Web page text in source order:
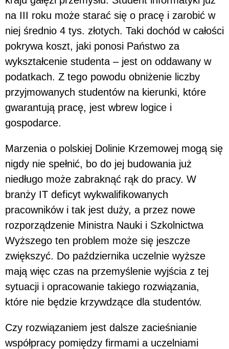
na III roku może starać się o pracę i zarobić w
niej średnio 4 tys. złotych. Taki dochód w całości
pokrywa koszt, jaki ponosi Państwo za
wykształcenie studenta – jest on oddawany w
podatkach. Z tego powodu obniżenie liczby
przyjmowanych studentów na kierunki, które
gwarantują pracę, jest wbrew logice i
gospodarce.
Marzenia o polskiej Dolinie Krzemowej mogą się
nigdy nie spełnić, bo do jej budowania już
niedługo może zabraknąć rąk do pracy. W
branży IT deficyt wykwalifikowanych
pracowników i tak jest duży, a przez nowe
rozporządzenie Ministra Nauki i Szkolnictwa
Wyższego ten problem może się jeszcze
zwiększyć. Do października uczelnie wyższe
mają więc czas na przemyślenie wyjścia z tej
sytuacji i opracowanie takiego rozwiązania,
które nie będzie krzywdzące dla studentów.
Czy rozwiązaniem jest dalsze zacieśnianie
współpracy pomiędzy firmami a uczelniami